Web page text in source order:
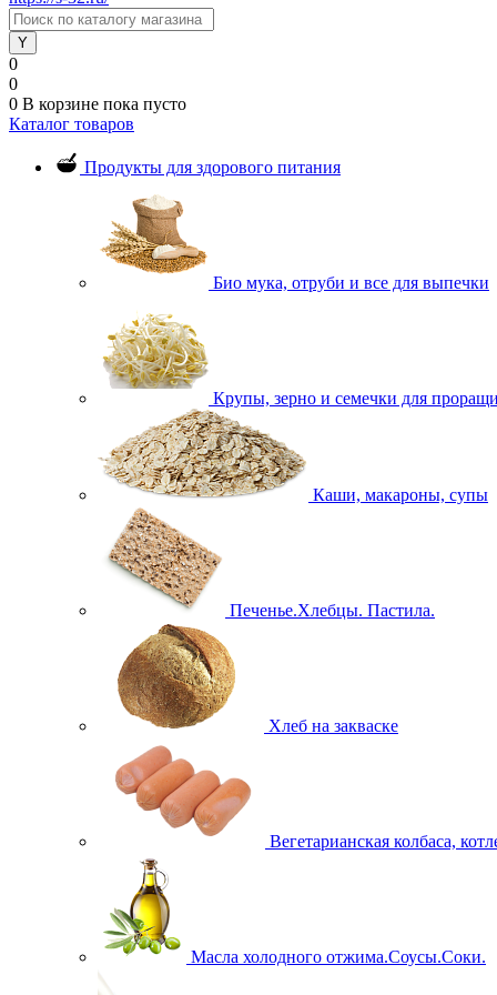
0
0
0 В корзине пока пусто
Каталог товаров
Продукты для здорового питания
Био мука, отруби и все для выпечки
Крупы, зерно и семечки для
Каши, макароны, супы
Печенье.Хлебцы. Пастила.
Хлеб на закваске
Вегетарианская колбаса,
Масла холодного отжима.Соусы.Соки.